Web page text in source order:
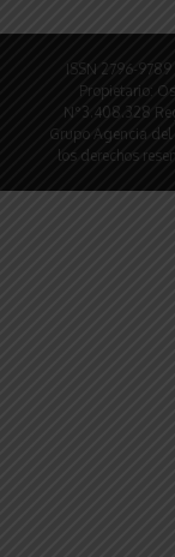
ISSN 2796-
Propietario:
N°3.408.328
Grupo Agencia
los derechos